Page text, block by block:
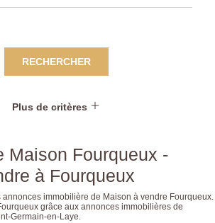
RECHERCHER
Plus de critères
Maison Fourqueux -
à Fourqueux
immobilière de Maison à vendre Fourqueux.
grâce aux annonces immobilières de
Germain-en-Laye.